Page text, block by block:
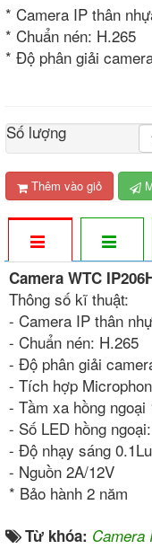
* Camera IP thân
* Chuẩn nén: H.265
* Độ phân giải
Số lượng
Thêm vào giỏ
Camera WTC
Thông số kĩ thuật:
- Camera IP thân
- Chuẩn nén: H.265
- Độ phân giải
- Tích hợp
- Tầm xa hồng ngoại
- Số LED hồng
- Độ nhạy sáng
- Nguồn 2A/12V
* Bảo hành 2 năm
Từ khóa: Camera